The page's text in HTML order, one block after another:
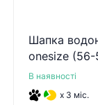
Шапка
onesize (56-
В наявності
x 3 міс.